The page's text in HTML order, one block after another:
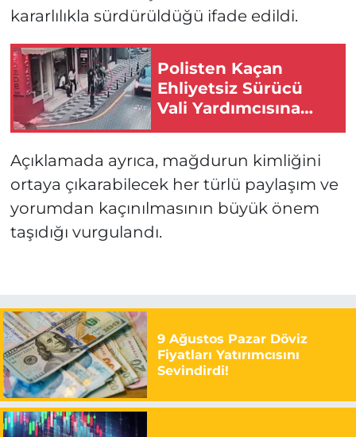
kararlılıkla sürdürüldüğü ifade edildi.
Polisten Kaçan
Ehliyetsiz Sürücü
Vali Yardımcısına
Çarptı!
Açıklamada ayrıca, mağdurun kimliğini
ortaya çıkarabilecek her türlü paylaşım ve
yorumdan kaçınılmasının büyük önem
taşıdığı vurgulandı.
9 Ağustos Pazar Döviz
Fiyatları Yatırımcısını
Sevindirdi!